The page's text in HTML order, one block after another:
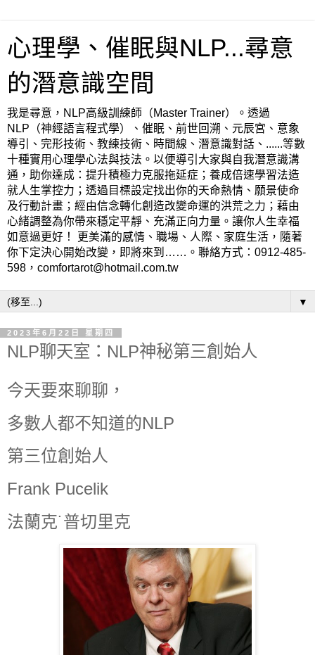
心理學、催眠與NLP...尋意
的潛意識空間
我是尋意，NLP高級訓練師（Master Trainer）。透過
NLP（神經語言程式學）、催眠、前世回溯、元辰宮、意象
導引、完形技術、教練技術、時間線、潛意識對話、......等數
十種實用心理學心法與技法。以便導引大家與自我潛意識溝
通，助你達成：提升積極力克服拖延症；養成倍速學習法造
就人生掌控力；透過目標設定找出你的天命熱情、願景使命
及行動計畫；經由信念轉化創造改變命運的洪荒之力；藉由
心緒調整為你帶來穩定平靜、充滿正向力量。讓你人生幸福
如意過更好！ 更美滿的感情、職場、人際、家庭生活，隨著
你下定決心開始改變，即將來到……。聯絡方式：0912-485-
598，comfortarot@hotmail.com.tw
▼
2023年6月22日 星期四
NLP聊天室：NLP神秘第三創始人
今天要來聊聊，
多數人都不知道的NLP
第三位創始人
Frank Pucelik
法蘭克˙普切里克